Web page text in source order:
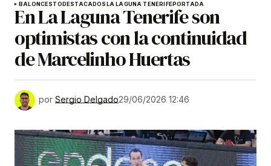
BALONCESTODESTACADOSLA LAGUNA TENERIFEPORTADA
En La Laguna Tenerife son
optimistas con la continuidad
de Marcelinho Huertas
por Sergio Delgado29/06/2026 12:46